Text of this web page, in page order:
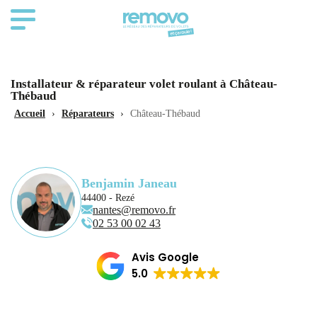
Installateur & réparateur volet roulant à Château-
Thébaud
Accueil › Réparateurs › Château-Thébaud
Benjamin Janeau
44400 - Rezé
nantes@removo.fr
02 53 00 02 43
Avis Google
5.0